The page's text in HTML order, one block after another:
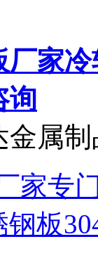
家
询
金属